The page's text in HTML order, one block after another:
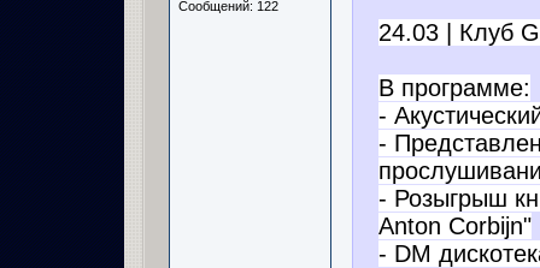
Сообщений: 122
24.03 | Клуб
В программе:
-
-
- Розыгрыш
Anton Corbijn"
- DM